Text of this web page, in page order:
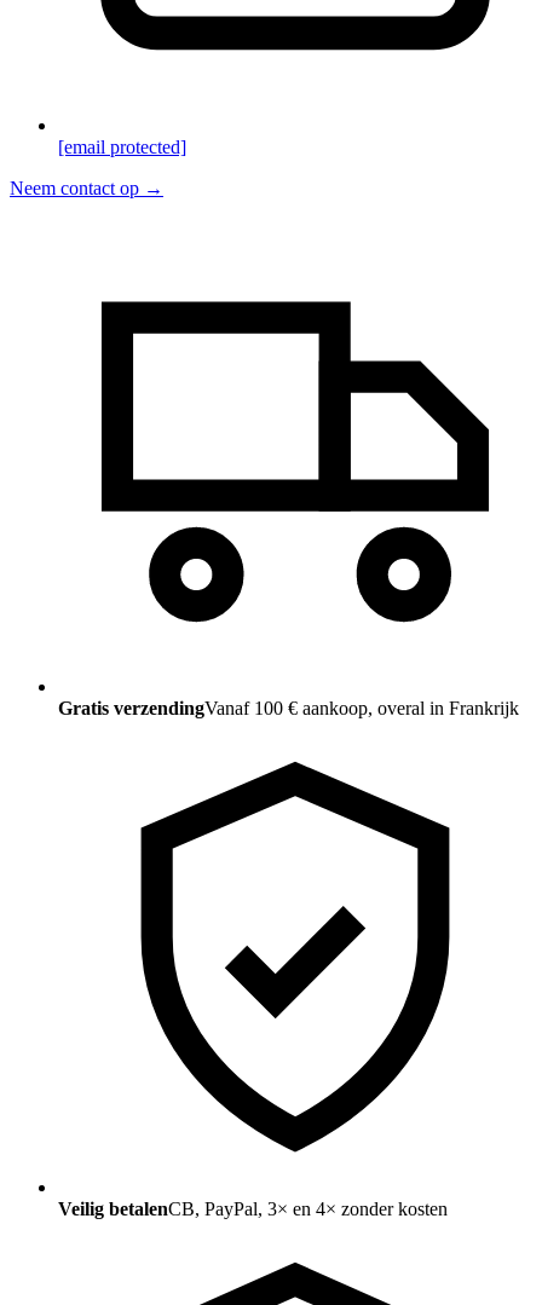
[email protected]
Neem contact op →
Gratis verzendingVanaf 100 € aankoop, overal in Frankrijk
Veilig betalenCB, PayPal, 3× en 4× zonder kosten